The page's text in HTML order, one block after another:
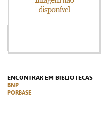
ENCONTRAR EM BIBLIOTECAS
BNP
PORBASE